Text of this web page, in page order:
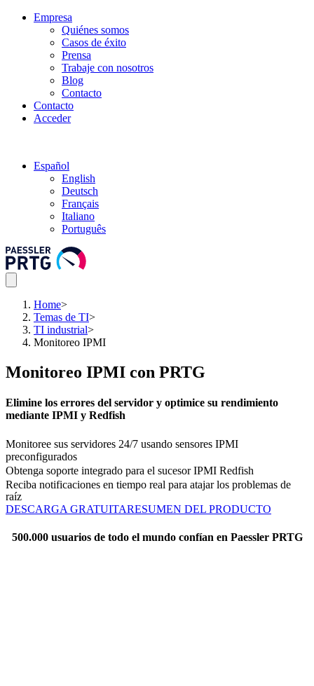
Empresa
Quiénes somos
Casos de éxito
Prensa
Trabaje con nosotros
Blog
Contacto
Contacto
Acceder
Español
English
Deutsch
Français
Italiano
Português
Home>
Temas de TI>
TI industrial>
Monitoreo IPMI
Monitoreo IPMI con PRTG
Elimine los errores del servidor y optimice su rendimiento
mediante IPMI y Redfish
Monitoree sus servidores 24/7 usando sensores IPMI
preconfigurados
Obtenga soporte integrado para el sucesor IPMI Redfish
Reciba notificaciones en tiempo real para atajar los problemas de
raíz
DESCARGA GRATUITARESUMEN DEL PRODUCTO
500.000 usuarios de todo el mundo confían en Paessler PRTG